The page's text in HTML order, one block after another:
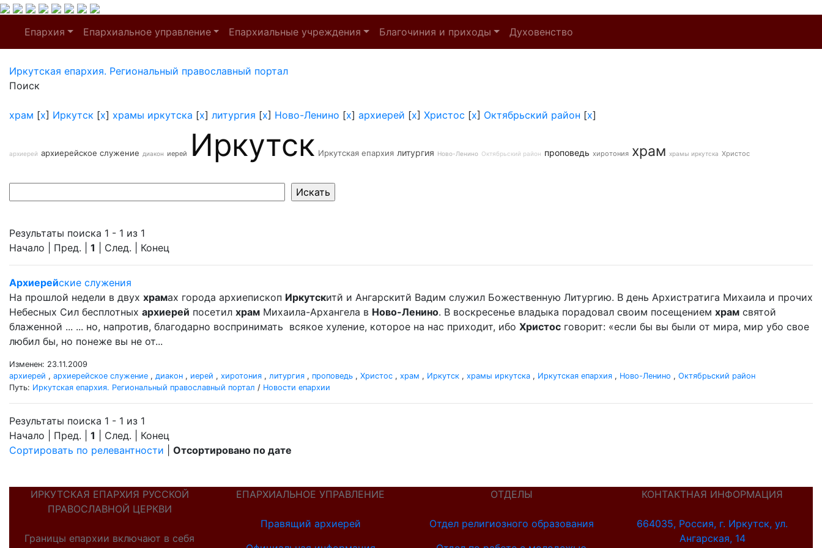
Епархия Епархиальное управление Епархиальные учреждения Благочиния и приходы Духовенство
Иркутская епархия. Региональный православный портал
Поиск
храм [x] Иркутск [x] храмы иркутска [x] литургия [x] Ново-Ленино [x] архиерей [x] Христос [x] Октябрьский район [x]
архиерей архиерейское служение диакон иерей Иркутск Иркутская епархия литургия Ново-Ленино Октябрьский район проповедь хиротония храм храмы иркутска Христос
Результаты поиска 1 - 1 из 1
Начало | Пред. | 1 | След. | Конец
Архиерейские служения
На прошлой недели в двух храмах города архиепископ Иркутскитй и Ангарскитй Вадим служил Божественную Литургию. В день Архистратига Михаила и прочих
Небесных Сил бесплотных архиерей посетил храм Михаила-Архангела в Ново-Ленино. В воскресенье владыка порадовал своим посещением храм святой
блаженной ... ... но, напротив, благодарно воспринимать всякое хуление, которое на нас приходит, ибо Христос говорит: «если бы вы были от мира, мир убо свое
любил бы, но понеже вы не от...
Изменен: 23.11.2009
архиерей , архиерейское служение , диакон , иерей , хиротония , литургия , проповедь , Христос , храм , Иркутск , храмы иркутска , Иркутская епархия , Ново-Ленино , Октябрьский район
Путь: Иркутская епархия. Региональный православный портал / Новости епархии
Результаты поиска 1 - 1 из 1
Начало | Пред. | 1 | След. | Конец
Сортировать по релевантности
Отсортировано по дате
ИРКУТСКАЯ ЕПАРХИЯ РУССКОЙ
ПРАВОСЛАВНОЙ ЦЕРКВИ
Границы епархии включают в себя
ЕПАРХИАЛЬНОЕ УПРАВЛЕНИЕ
Правящий архиерей
ОТДЕЛЫ
Отдел религиозного образования
КОНТАКТНАЯ ИНФОРМАЦИЯ
664035, Россия, г. Иркутск, ул.
Ангарская, 14